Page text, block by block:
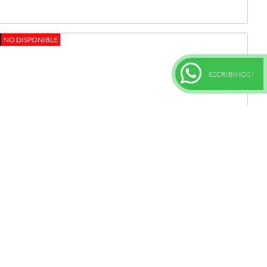
NO DISPONIBLE
ESCRIBINOS !